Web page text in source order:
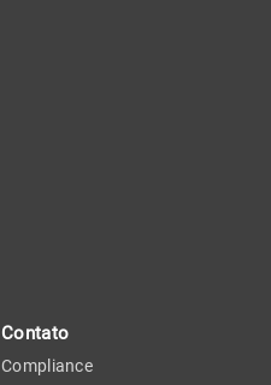
Contato
Compliance